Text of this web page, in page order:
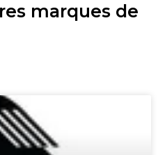
marques de